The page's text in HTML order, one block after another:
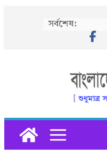
সর্বশেষ: